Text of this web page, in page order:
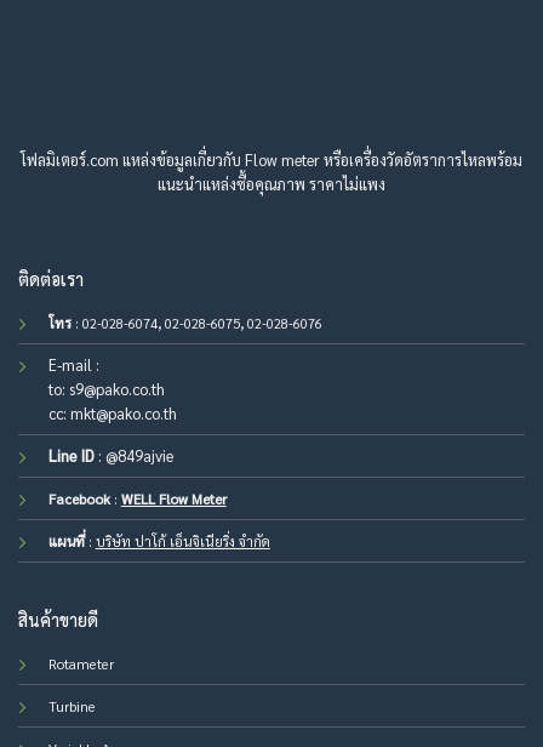
โฟลมิเตอร์.com แหล่งข้อมูลเกี่ยวกับ Flow meter หรือเครื่องวัดอัตราการไหลพร้อม
แนะนำแหล่งซื้อคุณภาพ ราคาไม่แพง
ติดต่อเรา
โทร: 02-028-6074, 02-028-6075, 02-028-6076
E-mail :
to: s9@pako.co.th
cc: mkt@pako.co.th
Line ID: @849ajvie
Facebook: WELL Flow Meter
แผนที่: บริษัท ปาโก้ เอ็นจิเนียริ่ง จำกัด
สินค้าขายดี
Rotameter
Turbine